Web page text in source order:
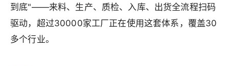
到底"——来料、生产、质检、入库、出货全流程扫码
驱动，超过30000家工厂正在使用这套体系，覆盖30
多个行业。